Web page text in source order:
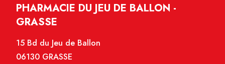
PHARMACIE DU JEU DE BALLON -
GRASSE
15 Bd du Jeu de Ballon
06130 GRASSE